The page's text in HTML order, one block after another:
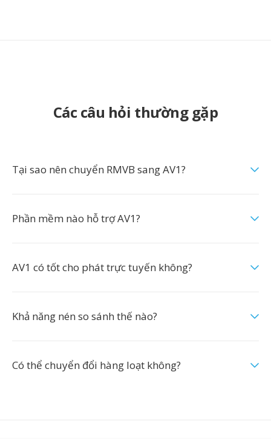
Các câu hỏi thường gặp
Tại sao nên chuyển RMVB sang AV1?
Phần mềm nào hỗ trợ AV1?
AV1 có tốt cho phát trực tuyến không?
Khả năng nén so sánh thế nào?
Có thể chuyển đổi hàng loạt không?